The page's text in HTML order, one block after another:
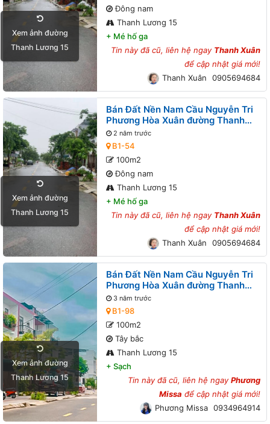
Xem ảnh đường
Thanh Lương 15
Đông nam
Thanh Lương 15
+ Mé hố ga
Tin này đã cũ, liên hệ ngay Thanh Xuân
để cập nhật giá mới!
Thanh Xuân
0905694684
Xem ảnh đường
Thanh Lương 15
Bán Đất Nền Nam Cầu Nguyễn Tri
Phương Hòa Xuân đường Thanh
Lương 15 B1-54 lô 2x
2 năm trước
B1-54
100m2
Đông nam
Thanh Lương 15
+ Mé hố ga
Tin này đã cũ, liên hệ ngay Thanh Xuân
để cập nhật giá mới!
Thanh Xuân
0905694684
Xem ảnh đường
Thanh Lương 15
Bán Đất Nền Nam Cầu Nguyễn Tri
Phương Hòa Xuân đường Thanh
Lương 15 B1-98 lô 6x
3 năm trước
B1-98
100m2
Tây bắc
Thanh Lương 15
+ Sạch
Tin này đã cũ, liên hệ ngayPhương
Missa để cập nhật giá mới!
Phương Missa 0934964914